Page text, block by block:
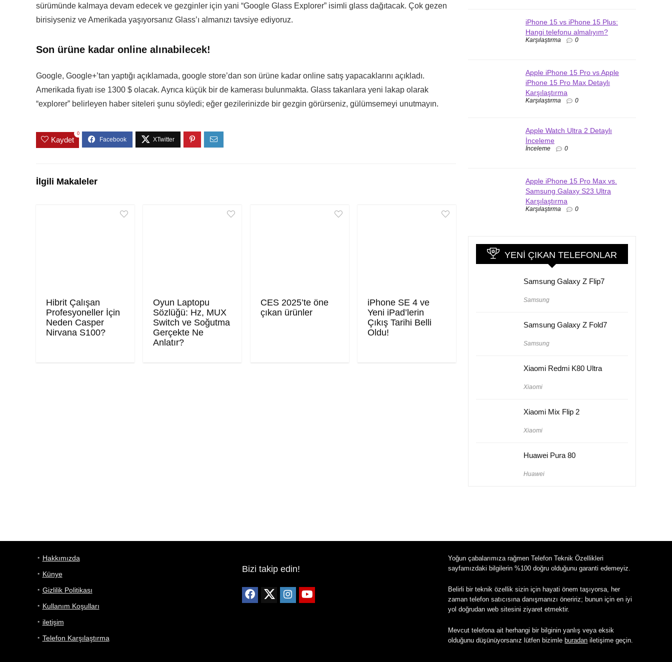
sürümünde kalmaya devam edecek ve gezginler için yani “Google Glass Explorer” isimli glass dağıtacak. Çok gezen
birisiyseniz ve Amerikada yaşıyorsanız Glass’ı almanızı tavsiye ediyoruz.
Son ürüne kadar online alınabilecek!
Google, Google+’tan yaptığı açıklamada, google store’dan son ürüne kadar online satış yapacaklarını açıkladı.
Amerikada fiyatı ise 1300 $ olacak. Ayrıca küçük bir de kamerası bulunmakta. Glass takanlara yeni lakap olarak
“explorer” belirleyen haber siteleri şunu söyledi; eğer gezilerinizde bir gezgin görürseniz, gülümsemeyi unutmayın.
Kaydet
0
İlgili Makaleler
Hibrit Çalışan
Profesyoneller İçin
Neden Casper
Nirvana S100?
Oyun Laptopu
Sözlüğü: Hz, MUX
Switch ve Soğutma
Gerçekte Ne
Anlatır?
CES 2025’te öne
çıkan ürünler
iPhone SE 4 ve
Yeni iPad’lerin
Çıkış Tarihi Belli
Oldu!
iPhone 15 vs iPhone 15 Plus:
Hangi telefonu almalıyım?
Karşılaştırma 0
Apple iPhone 15 Pro vs Apple
iPhone 15 Pro Max Detaylı
Karşılaştırma
Karşılaştırma 0
Apple Watch Ultra 2 Detaylı
İnceleme
İnceleme 0
Apple iPhone 15 Pro Max vs.
Samsung Galaxy S23 Ultra
Karşılaştırma
Karşılaştırma 0
YENI ÇIKAN TELEFONLAR
Samsung Galaxy Z Flip7
Samsung
Samsung Galaxy Z Fold7
Samsung
Xiaomi Redmi K80 Ultra
Xiaomi
Xiaomi Mix Flip 2
Xiaomi
Huawei Pura 80
Huawei
Hakkımızda
Künye
Gizlilik Politikası
Kullanım Koşulları
iletişim
Telefon Karşılaştırma
Bizi takip edin!
Yoğun çabalarımıza rağmen Telefon Teknik Özellikleri
sayfamızdaki bilgilerin %100 doğru olduğunu garanti edemeyiz.
Belirli bir teknik özellik sizin için hayati önem taşıyorsa, her
zaman telefon satıcısına danışmanızı öneririz; bunun için en iyi
yol doğrudan web sitesini ziyaret etmektir.
Mevcut telefona ait herhangi bir bilginin yanlış veya eksik
olduğunu düşünüyorsanız lütfen bizimle buradan iletişime geçin.